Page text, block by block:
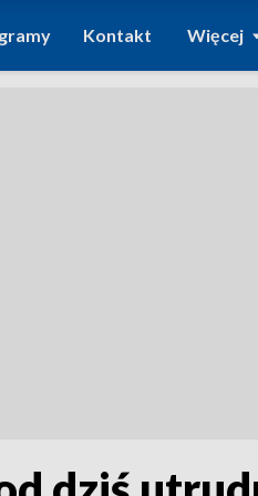
Kontakt Więcej